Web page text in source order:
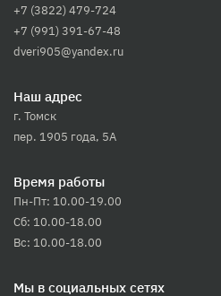
+7 (3822) 479-724
+7 (991) 391-67-48
dveri905@yandex.ru
Наш адрес
г. Томск
пер. 1905 года, 5А
Время работы
Пн-Пт: 10.00-19.00
Сб: 10.00-18.00
Вс: 10.00-18.00
Мы в социальных сетях